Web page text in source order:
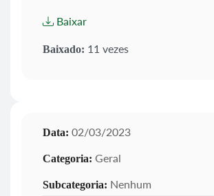
Baixar
Baixado: 11 vezes
Data: 02/03/2023
Categoria: Geral
Subcategoria: Nenhum